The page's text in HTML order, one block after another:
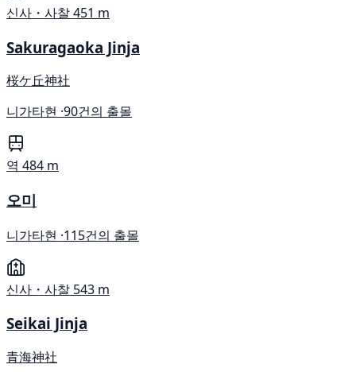
신사・사찰451 m
Sakuragaoka Jinja
桜ケ丘神社
니가타현 ·90건의 출몰
역 484 m
오미
니가타현 ·115건의 출몰
신사・사찰 543 m
Seikai Jinja
青海神社